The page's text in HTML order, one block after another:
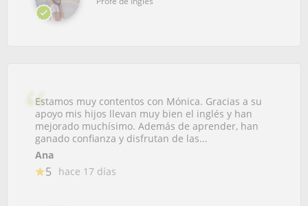
Estamos muy contentos con Mónica. Gracias a su
apoyo mis hijos llevan muy bien el inglés y han
mejorado muchísimo. Además de aprender, han
ganado confianza y disfrutan de las...
Ana
5 hace 17 días